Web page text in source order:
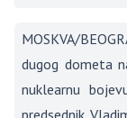
MOSKVA/
dugog dometa
nuklearnu
predsednik